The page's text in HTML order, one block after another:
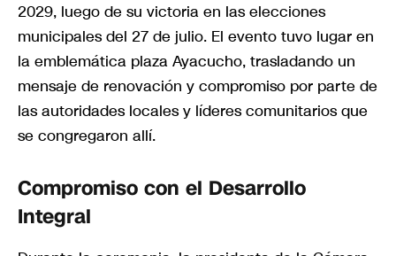
2029, luego de su victoria en las elecciones
municipales del 27 de julio. El evento tuvo lugar en
la emblemática plaza Ayacucho, trasladando un
mensaje de renovación y compromiso por parte de
las autoridades locales y líderes comunitarios que
se congregaron allí.
Compromiso con el Desarrollo
Integral